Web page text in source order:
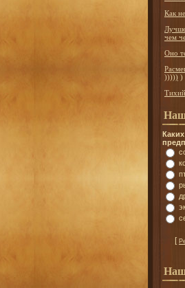
Как
чем
Оно
))))) )
Наш
[